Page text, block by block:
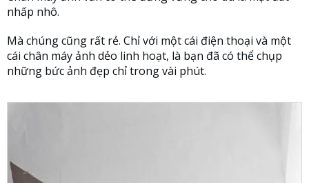
nhấp nhô.
Mà chúng cũng rất rẻ. Chỉ với một cái điện thoại và một
cái chân máy ảnh dẻo linh hoạt, là bạn đã có thể chụp
những bức ảnh đẹp chỉ trong vài phút.